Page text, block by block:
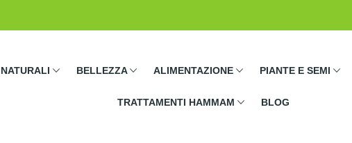
BELLEZZA ALIMENTAZIONE PIANTE E SEMI
TRATTAMENTI HAMMAM BLOG